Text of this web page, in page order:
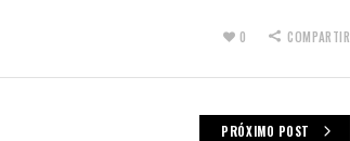
0 COMPARTIR
PRÓXIMO POST